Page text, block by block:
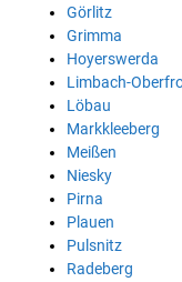
Görlitz
Grimma
Hoyerswerda
Limbach-
Löbau
Markkleeberg
Meißen
Niesky
Pirna
Plauen
Pulsnitz
Radeberg